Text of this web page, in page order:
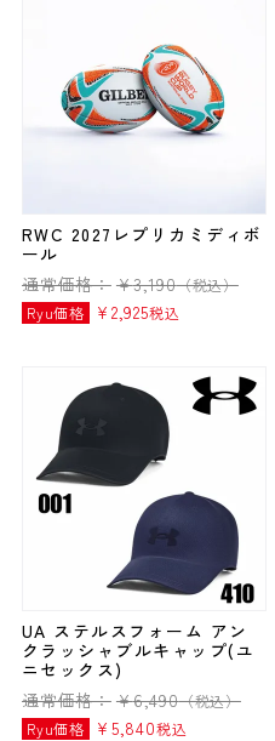
RWC 2027レプリカミディボ
ール
通常価格： ¥3,190（税込）
Ryu価格
¥ 2,925税込
UA ステルスフォーム アン
クラッシャブルキャップ(ユ
ニセックス)
通常価格： ¥6,490（税込）
Ryu価格
¥ 5,840税込